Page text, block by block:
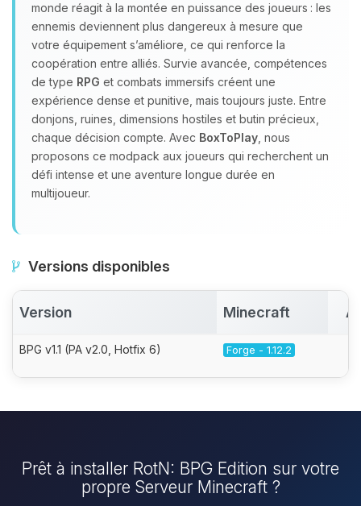
monde réagit à la montée en puissance des joueurs : les
ennemis deviennent plus dangereux à mesure que
votre équipement s’améliore, ce qui renforce la
coopération entre alliés. Survie avancée, compétences
de type RPG et combats immersifs créent une
expérience dense et punitive, mais toujours juste. Entre
donjons, ruines, dimensions hostiles et butin précieux,
chaque décision compte. Avec BoxToPlay , nous
proposons ce modpack aux joueurs qui recherchent un
défi intense et une aventure longue durée en
multijoueur.
Versions disponibles
Version Minecraft
BPG v1.1 (PA v2.0, Hotfix 6) Forge - 1.12.2
Prêt à installer RotN: BPG Edition sur votre
propre Serveur Minecraft ?